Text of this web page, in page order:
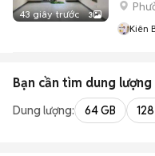
43 giây trước 3
Kiên
Bạn cần tìm dung lượng
Dung lượng: 64 GB